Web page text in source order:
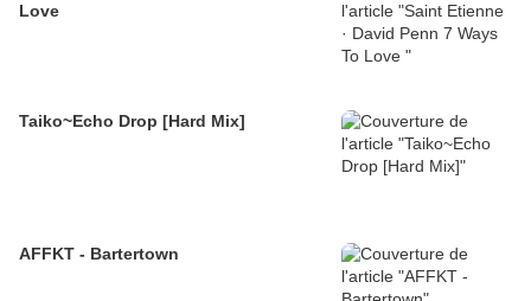
Love
Taiko~Echo Drop [Hard Mix]
AFFKT - Bartertown